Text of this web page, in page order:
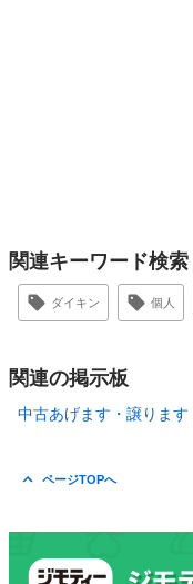
関連キーワード検索
ダイキン 個人
関連の掲示板
中古あげます・譲ります
ページTOPへ